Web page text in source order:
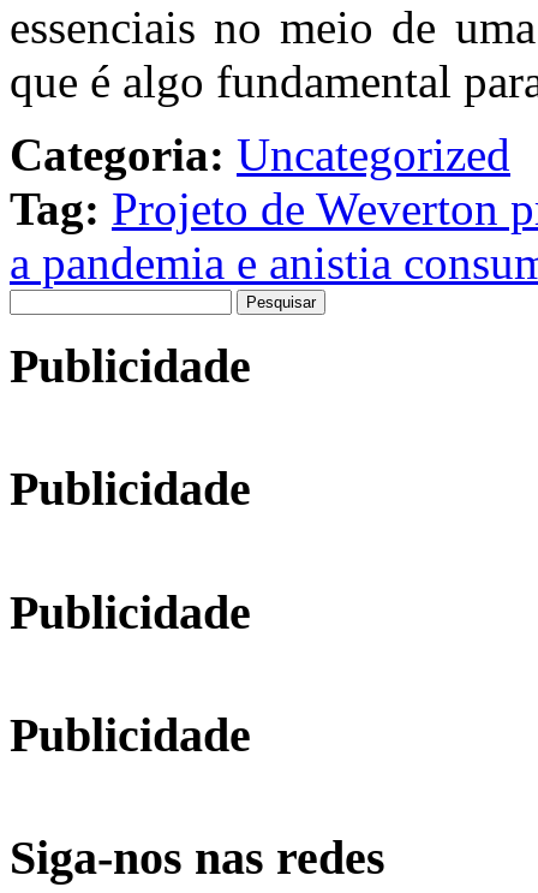
essenciais no meio de
que é algo fundamental
Categoria: Uncategorized
Tag: Projeto de Weverton
a pandemia e anistia
por:
Publicidade
Publicidade
Publicidade
Publicidade
Siga-nos nas redes